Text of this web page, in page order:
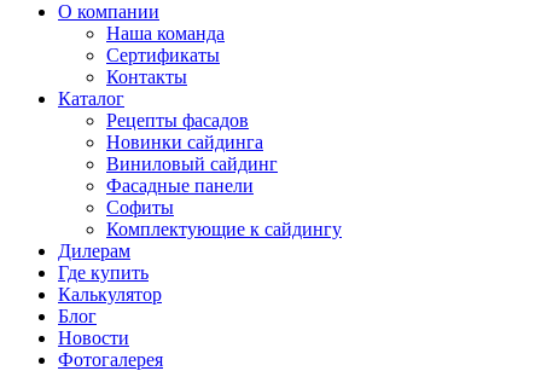
О компании
Наша команда
Сертификаты
Контакты
Каталог
Рецепты фасадов
Новинки сайдинга
Виниловый сайдинг
Фасадные панели
Софиты
Комплектующие к сайдингу
Дилерам
Где купить
Калькулятор
Блог
Новости
Фотогалерея